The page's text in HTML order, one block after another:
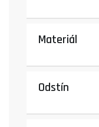
Materiál
Odstín